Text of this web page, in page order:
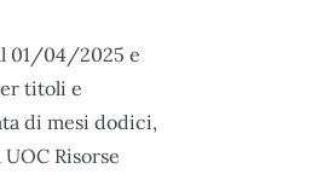
01/04/2025 e
titoli e
di mesi dodici,
Risorse